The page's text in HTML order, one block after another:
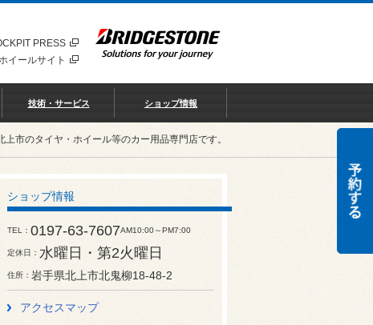
PRESS
イールサイト
技術・サービス ショップ情報
市のタイヤ・ホイール等のカー用品専門店です。
ショップ情報
TEL 0197-63-7607AM10:00～PM7:00
定休日 水曜日・第2火曜日
住所 岩手県北上市北鬼柳18-48-2
アクセスマップ